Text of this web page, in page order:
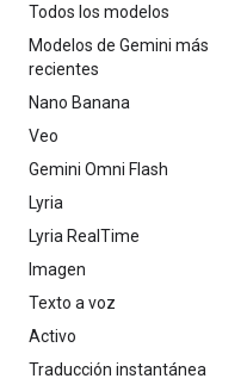
Todos los modelos
Modelos de Gemini más
recientes
Nano Banana
Veo
Gemini Omni Flash
Lyria
Lyria Real Time
Imagen
Texto a voz
Activo
Traducción instantánea